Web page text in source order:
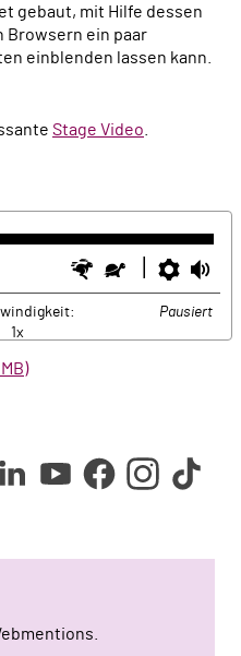
gebaut, mit Hilfe dessen
Browsern ein paar
einblenden lassen kann.
Stage Video.
Schneller
Langsamer
1x
Pausiert